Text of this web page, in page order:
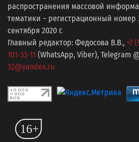
распространения массовой
тематики − регистрационный номер
сентября 2020 г.
Главный редактор: Федосова В.В., +7
101-33-11 (WhatsApp, Viber), Telegram
32@yandex.ru
16+